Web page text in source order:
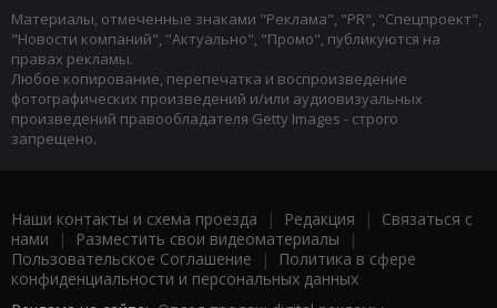
Материалы, отмеченные знаками "Реклама", "PR", "Спецпроект",
"Новости компаний", "Актуально", "Промо", публикуются на
правах рекламы.
Любое копирование, перепечатка и воспроизведение
фотографических произведений и/или аудиовизуальных
произведений правообладателя Getty Images - строго
запрещено.
Наши контакты и схема проезда | Редакция | Связаться с
нами | Разместить свои видеоматериалы |
Пользовательское Соглашение |
Политика в сфере
конфиденциальности и персональных данных